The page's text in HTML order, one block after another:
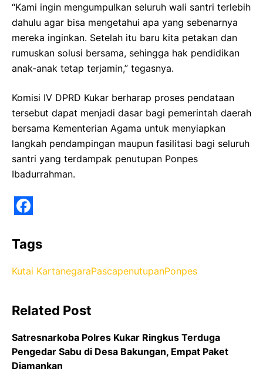
“Kami ingin mengumpulkan seluruh wali santri terlebih
dahulu agar bisa mengetahui apa yang sebenarnya
mereka inginkan. Setelah itu baru kita petakan dan
rumuskan solusi bersama, sehingga hak pendidikan
anak-anak tetap terjamin,” tegasnya.
Komisi IV DPRD Kukar berharap proses pendataan
tersebut dapat menjadi dasar bagi pemerintah daerah
bersama Kementerian Agama untuk menyiapkan
langkah pendampingan maupun fasilitasi bagi seluruh
santri yang terdampak penutupan Ponpes
Ibadurrahman.
a
c
e
b
o
o
k
Tags
Kutai KartanegaraPascapenutupanPonpes
Related Post
Satresnarkoba Polres Kukar Ringkus Terduga
Pengedar Sabu di Desa Bakungan, Empat Paket
Diamankan